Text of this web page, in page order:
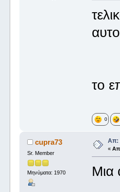
το
0
cupra73
Sr. Member
Μηνύματα: 1970
Απ:
«
Μια